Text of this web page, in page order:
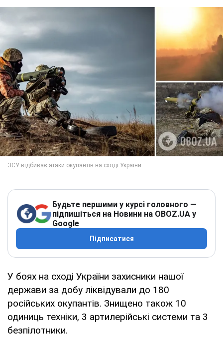
Будьте першими у курсі головного —
підпишіться на Новини на OBOZ.UA у
Google
Підписатися
У боях на сході України захисники нашої
держави за добу ліквідували до 180
російських окупантів. Знищено також 10
одиниць техніки, 3 артилерійські системи та 3
безпілотники.